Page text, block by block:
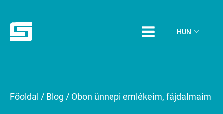
HUN
Főoldal / Blog / Obon ünnepi emlékeim, fájdalmaim